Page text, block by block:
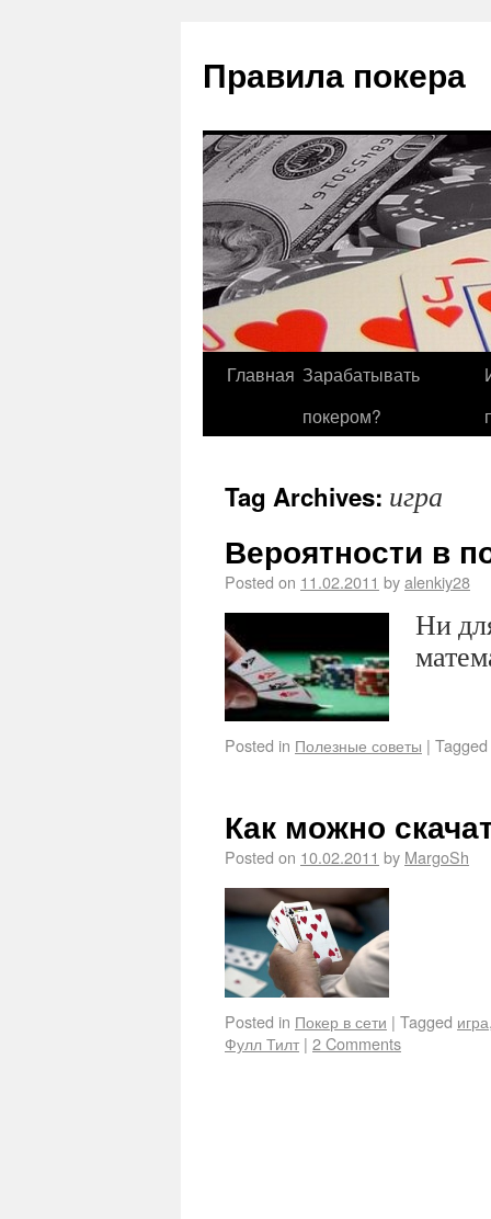
Правила покера
Главная Зарабатывать
покером?
Tag Archives: игра
Вероятности в
Posted on 11.02.2011 byalenkiy28
Ни
Posted in Полезные советы | Tagged
Как можно
Posted on 10.02.2011 by MargoSh
Posted in Покер в сети | Tagged игра
Фулл Тилт | 2 Comments